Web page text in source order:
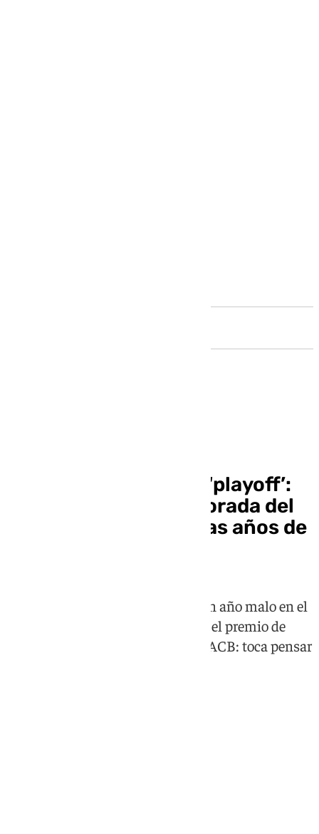
Unicaja se pierde los ‘playoff’:
decepcionante temporada del
equipo malagueño tras años de
Los de Ibon Navarro consuman un año malo en el
que por pura lógica se quedan sin el premio de
estar entre los ocho mejores de la ACB: toca pensar